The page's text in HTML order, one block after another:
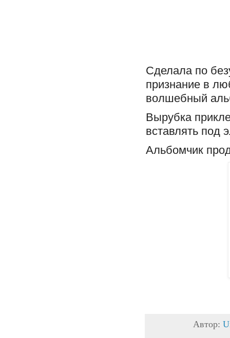
Сделала по
признание в
волшебный
Вырубка
вставлять под
Альбомчик
Автор: